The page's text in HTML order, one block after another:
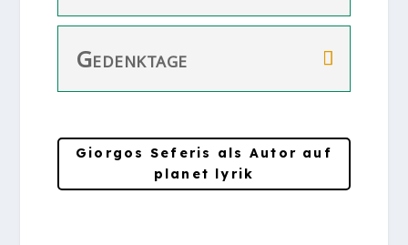
Gedenktage
Giorgos Seferis als Autor auf
planet lyrik